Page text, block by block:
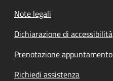
Note legali
Dichiarazione di accessibilità
Prenotazione appuntamento
Richiedi assistenza